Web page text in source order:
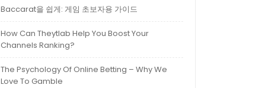
Baccarat을 쉽게: 게임 초보자용 가이드
How Can Theytlab Help You Boost Your
Channels Ranking?
The Psychology Of Online Betting – Why We
Love To Gamble